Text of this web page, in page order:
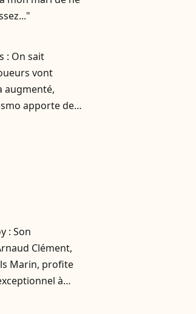
: On sait
vont
augmenté,
apporte des
: Son
Clément,
Marin, profite
à